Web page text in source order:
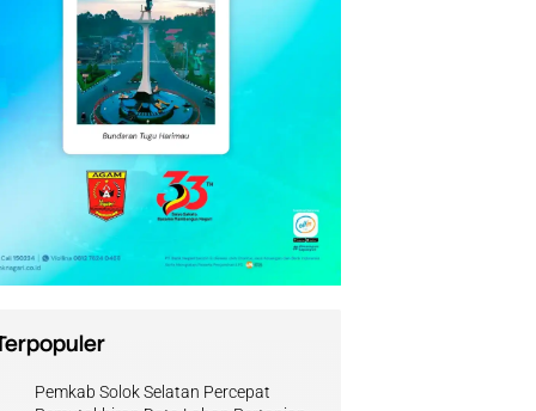
Pemkab Solok Selatan Percepat